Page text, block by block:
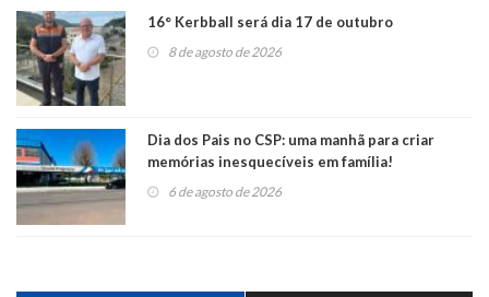
16° Kerbball será dia 17 de outubro
8 de agosto de 2026
Dia dos Pais no CSP: uma manhã para criar
memórias inesquecíveis em família!
6 de agosto de 2026